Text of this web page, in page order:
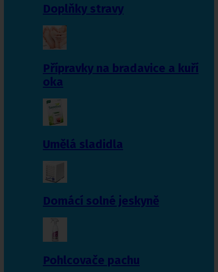
Doplňky stravy
Přípravky na bradavice a kuří
oka
Umělá sladidla
Domácí solné jeskyně
Pohlcovače pachu